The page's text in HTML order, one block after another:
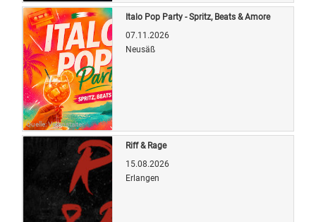
Quelle: Veranstalter
Italo Pop Party - Spritz, Beats & Amore
07.11.2026
Neusäß
Riff & Rage
15.08.2026
Erlangen